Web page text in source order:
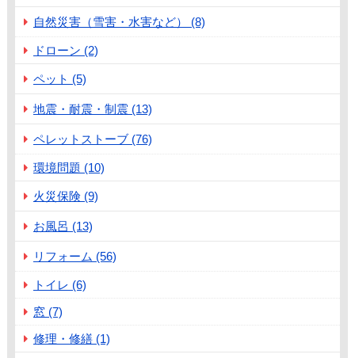
自然災害（雪害・水害など） (8)
ドローン (2)
ペット (5)
地震・耐震・制震 (13)
ペレットストーブ (76)
環境問題 (10)
火災保険 (9)
お風呂 (13)
リフォーム (56)
トイレ (6)
窓 (7)
修理・修繕 (1)